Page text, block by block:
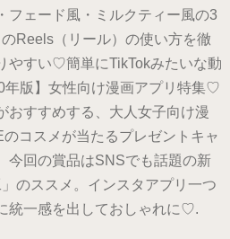
フェード風・ミルクティー風の3
Reels（リール）の使い方を徹
やすい♡簡単にTikTokみたいな動
年版】女性向け漫画アプリ特集♡
おすすめする、大人女子向け漫
コスメが当たるプレゼントキャ
今回の賞品はSNSでも話題の新
のススメ。インスタアプリ一つ
統一感を出しておしゃれに♡.